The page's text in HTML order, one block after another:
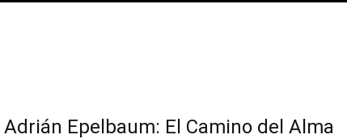
Adrián Epelbaum: El Camino del Alma